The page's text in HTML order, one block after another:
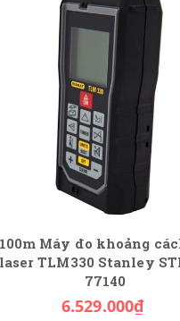
100m Máy đo khoảng
laser TLM330 Stanley
77140
6.529.000₫